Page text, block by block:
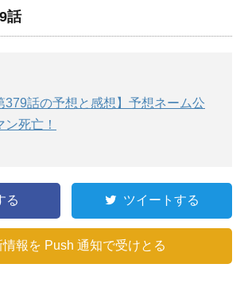
話
379話の予想と感想】予想ネーム公
死亡！
る ツイートする
情報を Push 通知で受けとる